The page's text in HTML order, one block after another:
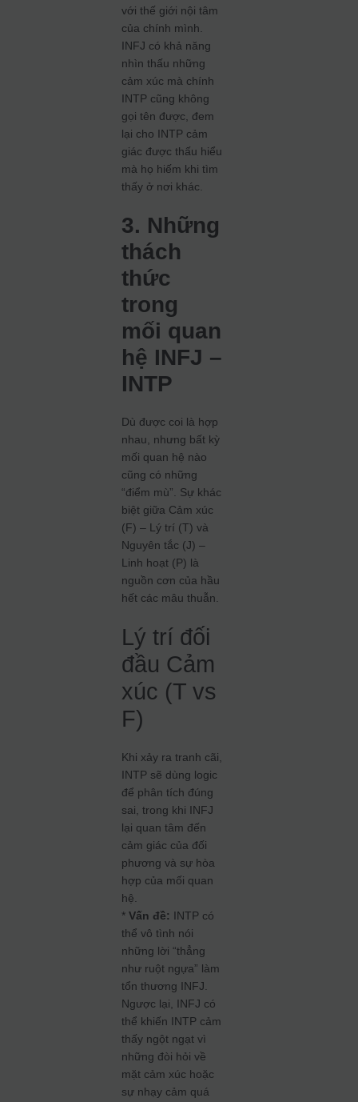
với thế giới nội tâm
của chính mình.
INFJ có khả năng
nhìn thấu những
cảm xúc mà chính
INTP cũng không
gọi tên được, đem
lại cho INTP cảm
giác được thấu hiểu
mà họ hiếm khi tìm
thấy ở nơi khác.
3. Những
thách
thức
trong
mối quan
hệ INFJ –
INTP
Dù được coi là hợp
nhau, nhưng bất kỳ
mối quan hệ nào
cũng có những
“điểm mù”. Sự khác
biệt giữa Cảm xúc
(F) – Lý trí (T) và
Nguyên tắc (J) –
Linh hoạt (P) là
nguồn cơn của hầu
hết các mâu thuẫn.
Lý trí đối
đầu Cảm
xúc (T vs
F)
Khi xảy ra tranh cãi,
INTP sẽ dùng logic
để phân tích đúng
sai, trong khi INFJ
lại quan tâm đến
cảm giác của đối
phương và sự hòa
hợp của mối quan
hệ.
*Vấn đề: INTP có
thể vô tình nói
những lời “thẳng
như ruột ngựa” làm
tổn thương INFJ.
Ngược lại, INFJ có
thể khiến INTP cảm
thấy ngột ngạt vì
những đòi hỏi về
mặt cảm xúc hoặc
sự nhạy cảm quá